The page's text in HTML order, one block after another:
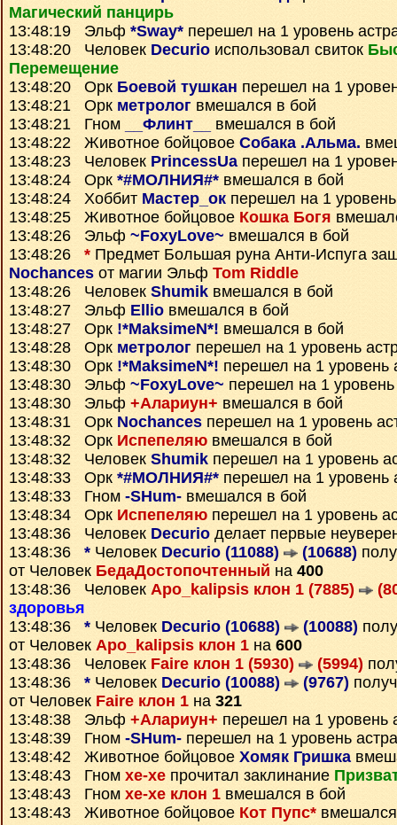
Магический панцирь
13:48:19 Эльф *Sway* перешел на 1 уровень
13:48:20 Человек Decurio использовал свиток
Перемещение
13:48:20 Орк Боевой тушкан перешел на 1
13:48:21 Орк метролог вмешался в бой
13:48:21 Гном
__Флинт__
вмешался в бой
13:48:22 Животное бойцовое Собака .Альма.
13:48:23 Человек PrincessUaперешел на 1
13:48:24 Орк *#МОЛНИЯ#* вмешался в бой
13:48:24 Хоббит Мастер_ок перешел на 1
13:48:25 Животное бойцовое Кошка Богя
13:48:26 Эльф ~FoxyLove~ вмешался в бой
13:48:26 * Предмет Большая руна Анти-Испуга
Nochances от магии Эльф Tom Riddle
13:48:26 Человек Shumik вмешался в бой
13:48:27 Эльф Ellio вмешался в бой
13:48:27 Орк !*MaksimeN*! вмешался в бой
13:48:28 Орк метролог перешел на 1 уровень
13:48:30 Орк !*MaksimeN*! перешел на 1 уровень
13:48:30 Эльф ~FoxyLove~ перешел на 1
13:48:30 Эльф +Алариун+ вмешался в бой
13:48:31 Орк Nochances перешел на 1 уровень
13:48:32 Орк Испепеляю вмешался в бой
13:48:32 Человек Shumik перешел на 1 уровень
13:48:33 Орк *#МОЛНИЯ#* перешел на 1 уровень
13:48:33 Гном -SHum- вмешался в бой
13:48:34 Орк Испепеляю перешел на 1 уровень
13:48:36 Человек Decurio делает первые
13:48:36 * Человек Decurio (11088) (10688)
от Человек БедаДостопочтенный на 400
13:48:36 Человек Apo_kalipsis клон 1 (7885)
здоровья
13:48:36 * Человек Decurio (10688) (10088)
от Человек Apo_kalipsis клон 1 на 600
13:48:36 Человек Faire клон 1 (5930) (5994)
13:48:36 * Человек Decurio (10088) (9767)
от Человек Faire клон 1 на 321
13:48:38 Эльф +Алариун+ перешел на 1 уровень
13:48:39 Гном -SHum- перешел на 1 уровень
13:48:42 Животное бойцовое Хомяк Гришка
13:48:43 Гном xe-xe прочитал заклинание
13:48:43 Гном xe-xe клон 1 вмешался в бой
13:48:43 Животное бойцовое Кот Пупс*